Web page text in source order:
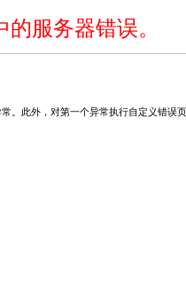
的服务器错误。
。此外，对第一个异常执行自定义错误